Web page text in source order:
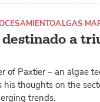
destinado a
ALGAS
of Paxtier – an algae
his thoughts on the
trends.